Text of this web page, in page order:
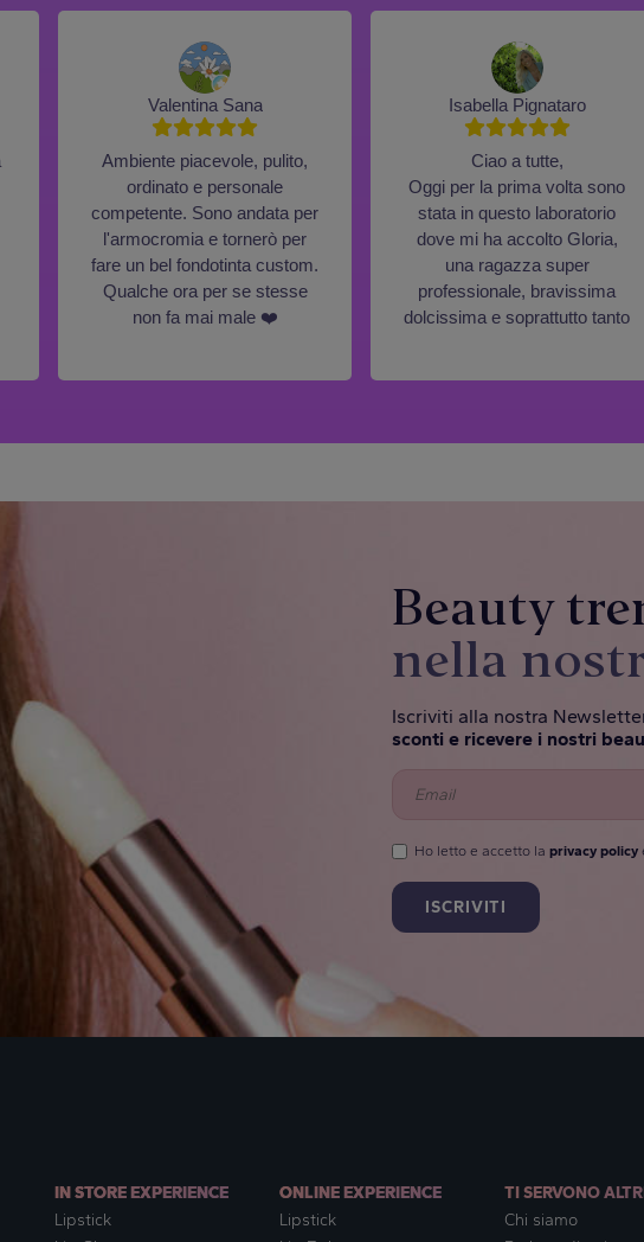
Valentina Sana
Ambiente piacevole, pulito,
ordinato e personale
competente. Sono andata per
l'armocromia e tornerò per
fare un bel fondotinta custom.
Qualche ora per se stesse
non fa mai male ❤️
Isabella Pignataro
Ciao a tutte,
Oggi per la prima volta sono
stata in questo laboratorio
dove mi ha accolto Gloria,
una ragazza super
professionale, bravissima
dolcissima e soprattutto tanto
sicuramente ordinerò di
Isabella 🩷
Beauty
nella
Iscriviti alla nostra
sconti e ricevere i nostri
Ho letto e accetto laprivacy policy
IN STORE EXPERIENCE
Lipstick
ONLINE EXPERIENCE
Lipstick
TI SERVONO
Chi siamo